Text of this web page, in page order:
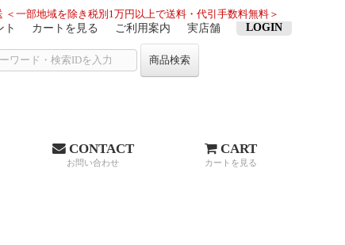
＜一部地域を除き税別1万円以上で送料・代引手数料無料＞
ト カートを見る ご利用案内 実店舗 LOGIN
商品検索
CONTACT
お問い合わせ
CART
カートを見る